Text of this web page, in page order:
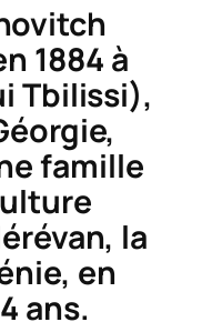
1884 à
Tbilissi),
famille
la
en
ans.